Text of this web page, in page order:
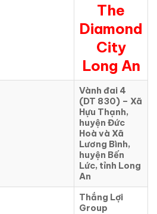
The
Diamond
City
Long An
Vành đai 4
(DT 830) – Xã
Hựu Thạnh,
huyện Đức
Hoà và Xã
Lương Bình,
huyện Bến
Lức, tỉnh Long
An
Thắng Lợi
Group